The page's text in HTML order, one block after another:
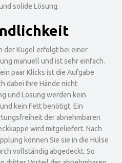
solide Lösung.
der Kugel erfolgt bei einer
manuell und ist sehr einfach.
paar Klicks ist die Aufgabe
dabei Ihre Hände nicht
und Lösung werden kein
kein Fett benötigt. Ein
der abnehmbaren
wird mitgeliefert. Nach
können Sie sie in die Hülse
vollständig abgedeckt. So